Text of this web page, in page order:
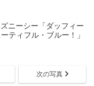
ニーシー「ダッフィー
ティフル・ブルー！」
次の写真